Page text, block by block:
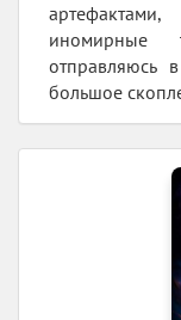
иномирные
отправляюсь
большое